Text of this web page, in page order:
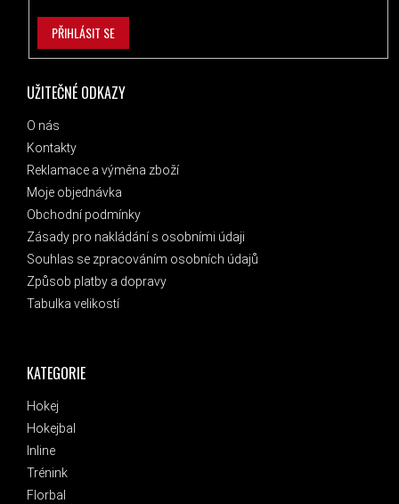
KATEGORIE
Hokej
Hokejbal
Inline
Trénink
Florbal
UŽITEČNÉ ODKAZY
O nás
Kontakty
Reklamace a výměna zboží
Moje objednávka
Obchodní podmínky
Zásady pro nakládání s osobními údaji
Souhlas se zpracováním osobních údajů
Způsob platby a dopravy
Tabulka velikostí
PŘIHLÁSIT SE